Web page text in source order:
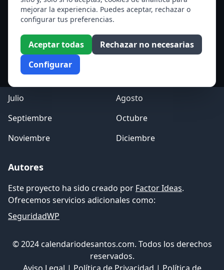
mejorar la experiencia. Puedes aceptar, rechazar o
configurar tus preferencias.
Aceptar todas
Rechazar no necesarias
Configurar
Acceso a los Meses
Enero
Febrero
Marzo
Abril
Mayo
Julio
Agosto
Septiembre
Octubre
Noviembre
Diciembre
Autores
Este proyecto ha sido creado por Factor Ideas.
Ofrecemos servicios adicionales como:
SeguridadWP
© 2024 calendariodesantos.com. Todos los derechos
reservados.